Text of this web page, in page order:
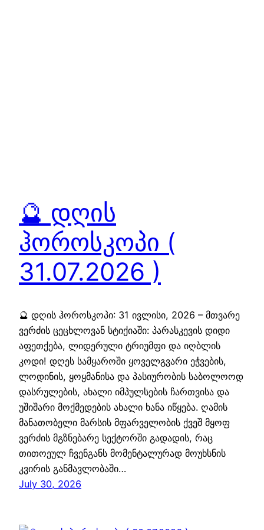
🔮 დღის
ჰოროსკოპი (
31.07.2026 )
🔮 დღის ჰოროსკოპი: 31 ივლისი, 2026 – მთვარე
ვერძის ცეცხლოვან სტიქიაში: პარასკევის დიდი
აფეთქება, ლიდერული ტრიუმფი და იღბლის
კოდი! დღეს სამყაროში ყოველგვარი ეჭვების,
ლოდინის, ყოყმანისა და პასიურობის საბოლოოდ
დასრულების, ახალი იმპულსების ჩართვისა და
უშიშარი მოქმედების ახალი ხანა იწყება. ღამის
მანათობელი მარსის მფარველობის ქვეშ მყოფ
ვერძის მგზნებარე სექტორში გადადის, რაც
თითოეულ ჩვენგანს მომენტალურად მოუხსნის
კვირის განმავლობაში…
July 30, 2026